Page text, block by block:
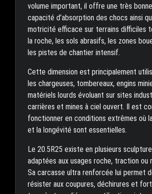
volume important, il offre une très bonne
capacité d’absorption des chocs ainsi
motricité efficace sur terrains difficiles
la roche, les sols abrasifs, les zones
les pistes de chantier intensif.
Cette dimension est principalement
les chargeuses, tombereaux, engins
matériels lourds évoluant sur sites
carrières et mines à ciel ouvert. Il est
fonctionner en conditions extrêmes où
et la longévité sont essentielles.
Le 20.5R25 existe en plusieurs
adaptées aux usages roche, traction ou
Sa carcasse ultra renforcée lui permet
résister aux coupures, déchirures et